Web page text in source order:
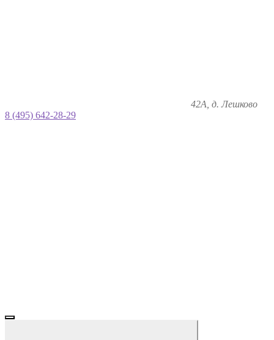
42А, д. Лешково
8 (495) 642-28-29